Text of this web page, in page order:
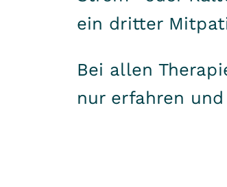
ein dritter
Bei allen
nur erfahren